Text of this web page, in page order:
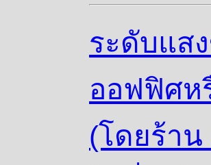
ระดับแส
ออฟฟิศห
(โดยร้าน